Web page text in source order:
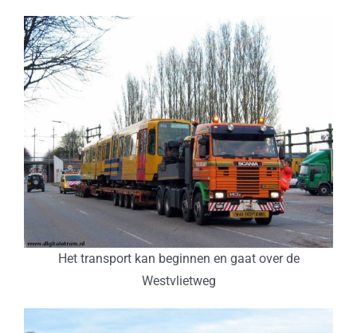
Het transport kan beginnen en gaat over de
Westvlietweg